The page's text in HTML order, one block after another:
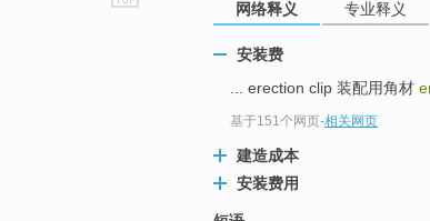
网络释义 专业释义
安装费
... erection clip 装配用角材
基于151个网页-相关网页
建造成本
安装费用